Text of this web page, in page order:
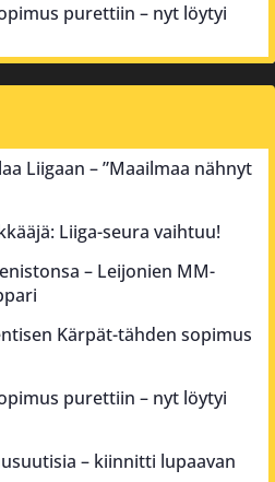
purettiin – nyt löytyi
Liigaan – ”Maailmaa nähnyt
Liiga-seura vaihtuu!
– Leijonien MM-
Kärpät-tähden sopimus
purettiin – nyt löytyi
– kiinnitti lupaavan